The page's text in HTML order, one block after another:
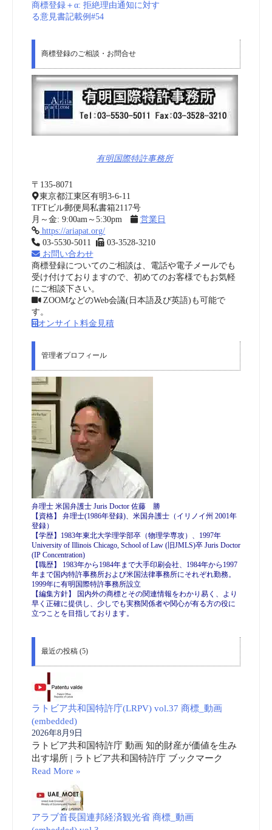
商標登録＋α: 拒絶理由通知に対す
る意見書記載例#54
商標登録のご相談・お問合せ
有明国際特許事務所
〒135-8071
東京都江東区有明3-6-11
TFTビル郵便局私書箱2117号
月～金: 9:00am～5:30pm
営業日
https://ariapat.org/
03-5530-5011
03-3528-3210
お問い合わせ
商標登録についてのご相談は、電話や電子メールでも
受け付けておりますので、初めてのお客様でもお気軽
にご相談下さい。
ZOOMなどのWeb会議(日本語及び英語)も可能で
す。
オンサイト料金見積
管理者プロフィール
弁理士 米国弁護士 Juris Doctor 佐藤 勝
【資格】 弁理士(1986年登録)、米国弁護士（イリノイ州 2001年
登録）
【学歴】1983年東北大学理学部卒（物理学専攻）、1997年
University of Illinois Chicago, School of Law (旧JMLS)卒 Juris Doctor
(IP Concentration)
【職歴】 1983年から1984年まで大手印刷会社、1984年から1997
年まで国内特許事務所および米国法律事務所にそれぞれ勤務。
1999年に有明国際特許事務所設立
【編集方針】 国内外の商標とその関連情報をわかり易く、より
早く正確に提供し、少しでも実務関係者や関心が有る方の役に
立つことを目指しております。
最近の投稿 (5)
ラトビア共和国特許庁(LRPV) vol.37 商標_動画
(embedded)
2026年8月9日
ラトビア共和国特許庁 動画 知的財産が価値を生み
出す場所 | ラトビア共和国特許庁 ブックマーク
Read More »
アラブ首長国連邦経済観光省 商標_動画